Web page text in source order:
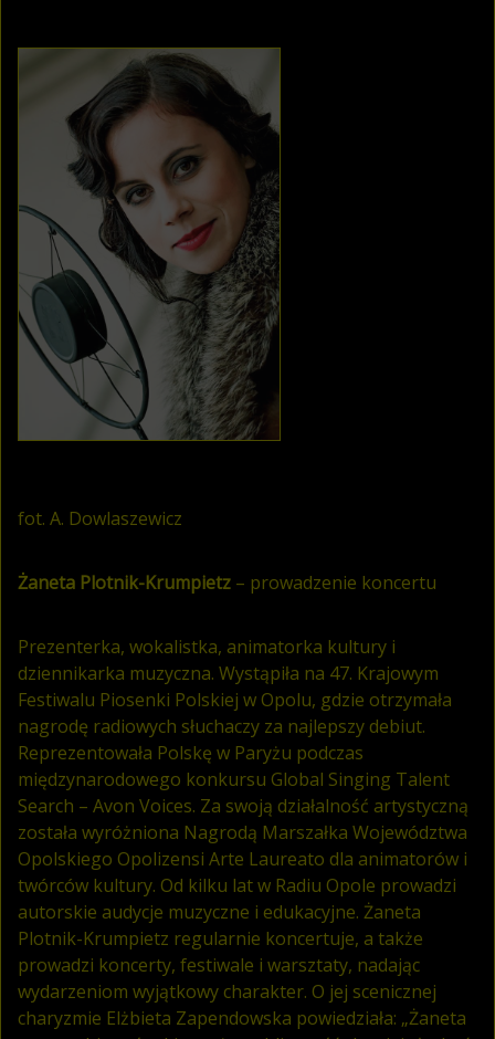
fot. A. Dowlaszewicz
Żaneta Plotnik-Krumpietz – prowadzenie koncertu
Prezenterka, wokalistka, animatorka kultury i
dziennikarka muzyczna. Wystąpiła na 47. Krajowym
Festiwalu Piosenki Polskiej w Opolu, gdzie otrzymała
nagrodę radiowych słuchaczy za najlepszy debiut.
Reprezentowała Polskę w Paryżu podczas
międzynarodowego konkursu Global Singing Talent
Search – Avon Voices. Za swoją działalność artystyczną
została wyróżniona Nagrodą Marszałka Województwa
Opolskiego Opolizensi Arte Laureato dla animatorów i
twórców kultury. Od kilku lat w Radiu Opole prowadzi
autorskie audycje muzyczne i edukacyjne. Żaneta
Plotnik-Krumpietz regularnie koncertuje, a także
prowadzi koncerty, festiwale i warsztaty, nadając
wydarzeniom wyjątkowy charakter. O jej scenicznej
charyzmie Elżbieta Zapendowska powiedziała: „Żaneta